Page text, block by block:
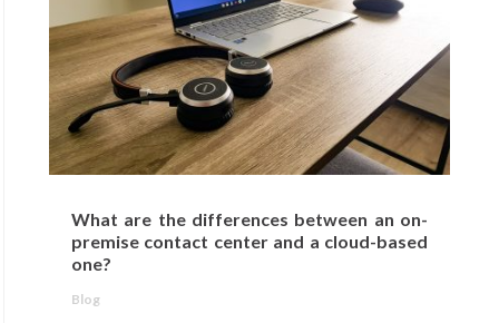
What are the differences between an on-
premise contact center and a cloud-based
one?
Blog